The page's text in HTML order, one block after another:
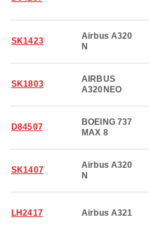
SK1423
Airbus A320
N
SK1803
AIRBUS
A320NEO
D84507
BOEING 737
MAX 8
SK1407
Airbus A320
N
LH2417 Airbus A321